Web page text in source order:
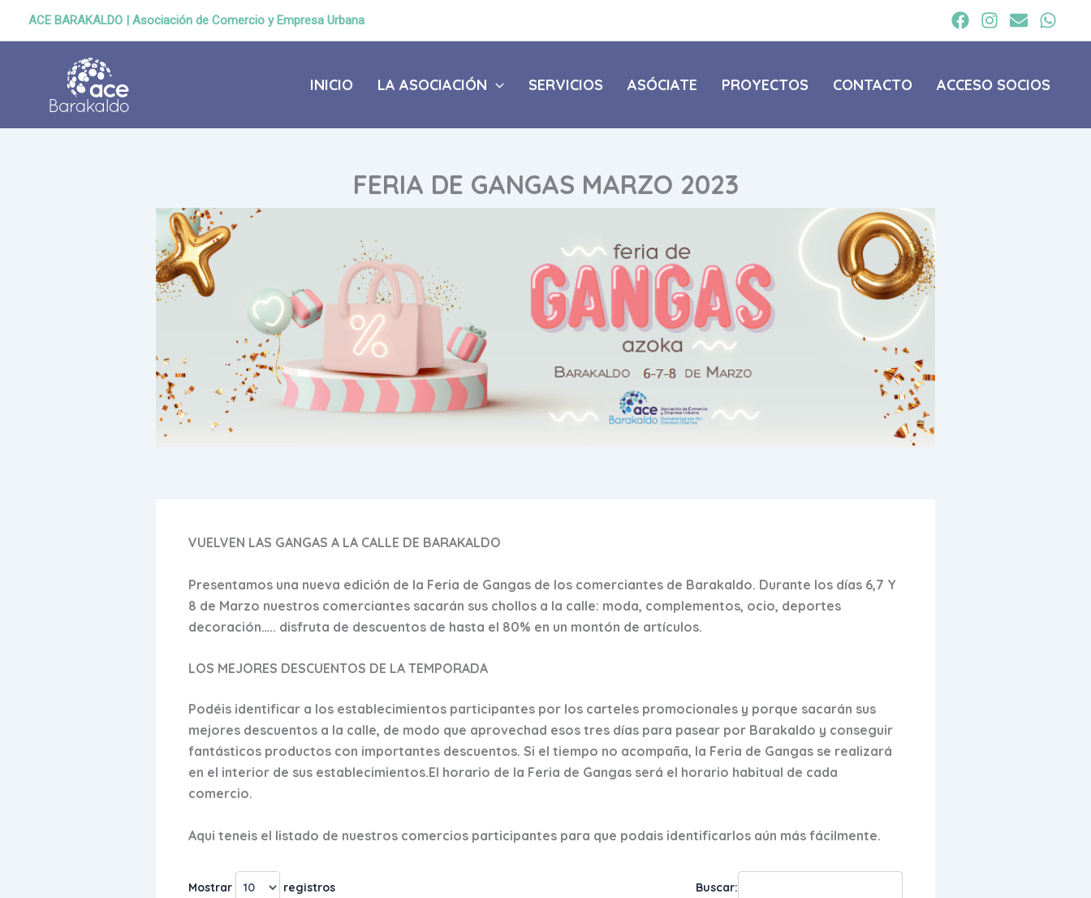
ACE BARAKALDO | Asociación de Comercio y Empresa Urbana
INICIO LA ASOCIACIÓN SERVICIOS ASÓCIATE PROYECTOS CONTACTO ACCESO SOCIOS
FERIA DE GANGAS MARZO 2023
VUELVEN LAS GANGAS A LA CALLE DE BARAKALDO
Presentamos una nueva edición de la Feria de Gangas de los comerciantes de Barakaldo. Durante los días 6,7 Y
8 de Marzo nuestros comerciantes sacarán sus chollos a la calle: moda, complementos, ocio, deportes
decoración….. disfruta de descuentos de hasta el 80% en un montón de artículos.
LOS MEJORES DESCUENTOS DE LA TEMPORADA
Podéis identificar a los establecimientos participantes por los carteles promocionales y porque sacarán sus
mejores descuentos a la calle, de modo que aprovechad esos tres días para pasear por Barakaldo y conseguir
fantásticos productos con importantes descuentos. Si el tiempo no acompaña, la Feria de Gangas se realizará
en el interior de sus establecimientos.El horario de la Feria de Gangas será el horario habitual de cada
comercio.
Aqui teneis el listado de nuestros comercios participantes para que podais identificarlos aún más fácilmente.
Mostrar registros Buscar: